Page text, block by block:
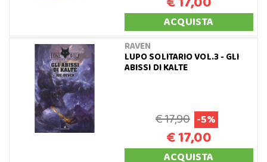
ACQUISTA
RAVEN
LUPO SOLITARIO VOL.3 - GLI
ABISSI DI KALTE
€ 17,90 -5%
€ 17,00
ACQUISTA